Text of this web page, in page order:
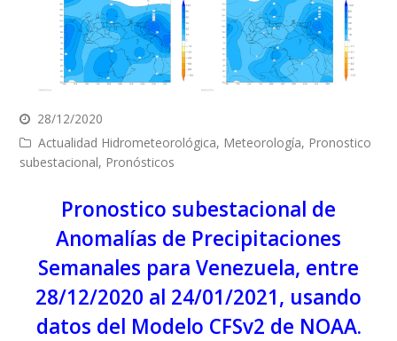
28/12/2020
Actualidad Hidrometeorológica, Meteorología, Pronostico
subestacional, Pronósticos
Pronostico subestacional de
Anomalías de Precipitaciones
Semanales para Venezuela, entre
28/12/2020 al 24/01/2021, usando
datos del Modelo CFSv2 de NOAA.